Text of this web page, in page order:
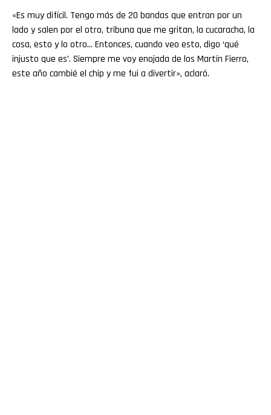
«Es muy difícil. Tengo más de 20 bandas que entran por un
lado y salen por el otro, tribuna que me gritan, la cucaracha, la
cosa, esto y lo otro… Entonces, cuando veo esto, digo ‘qué
injusto que es’. Siempre me voy enojada de los Martín Fierro,
este año cambié el chip y me fui a divertir», aclaró.